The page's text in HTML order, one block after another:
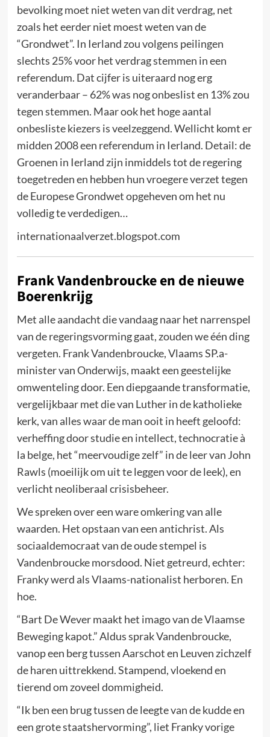
bevolking moet niet weten van dit verdrag, net
zoals het eerder niet moest weten van de
“Grondwet”. In Ierland zou volgens peilingen
slechts 25% voor het verdrag stemmen in een
referendum. Dat cijfer is uiteraard nog erg
veranderbaar – 62% was nog onbeslist en 13% zou
tegen stemmen. Maar ook het hoge aantal
onbesliste kiezers is veelzeggend. Wellicht komt er
midden 2008 een referendum in Ierland. Detail: de
Groenen in Ierland zijn inmiddels tot de regering
toegetreden en hebben hun vroegere verzet tegen
de Europese Grondwet opgeheven om het nu
volledig te verdedigen…
internationaalverzet.blogspot.com
Frank Vandenbroucke en de nieuwe
Boerenkrijg
Met alle aandacht die vandaag naar het narrenspel
van de regeringsvorming gaat, zouden we één ding
vergeten. Frank Vandenbroucke, Vlaams SP.a-
minister van Onderwijs, maakt een geestelijke
omwenteling door. Een diepgaande transformatie,
vergelijkbaar met die van Luther in de katholieke
kerk, van alles waar de man ooit in heeft geloofd:
verheffing door studie en intellect, technocratie à
la belge, het “meervoudige zelf” in de leer van John
Rawls (moeilijk om uit te leggen voor de leek), en
verlicht neoliberaal crisisbeheer.
We spreken over een ware omkering van alle
waarden. Het opstaan van een antichrist. Als
sociaaldemocraat van de oude stempel is
Vandenbroucke morsdood. Niet getreurd, echter:
Franky werd als Vlaams-nationalist herboren. En
hoe.
“Bart De Wever maakt het imago van de Vlaamse
Beweging kapot.” Aldus sprak Vandenbroucke,
vanop een berg tussen Aarschot en Leuven zichzelf
de haren uittrekkend. Stampend, vloekend en
tierend om zoveel dommigheid.
“Ik ben een brug tussen de leegte van de kudde en
een grote staatshervorming”, liet Franky vorige